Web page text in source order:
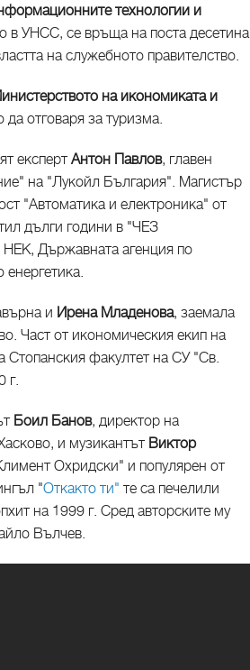
технологии и
в УНСС, се връща на поста десетина
на служебното правителство.
на икономиката и
отговаря за туризма.
експертАнтон Павлов, главен
на "Лукойл България". Магистър
"Автоматика и електроника" от
дълги години в "ЧЕЗ
Държавната агенция по
енергетика.
и Ирена Младенова, заемала
Част от икономическия екип на
Стопанския факултет на СУ "Св.
г.
Боил Банов, директор на
и музикантът Виктор
Охридски" и популярен от
"Откакто ти" те са печелили
на 1999 г. Сред авторските му
Вълчев.